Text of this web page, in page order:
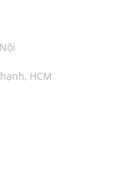
HCM